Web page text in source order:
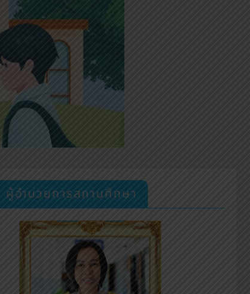
ผู้อำนวยการสถานศึกษา